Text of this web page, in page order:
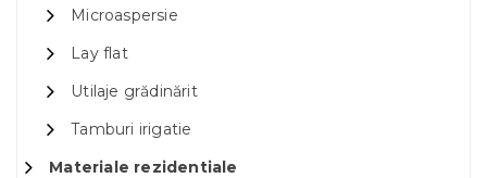
Microaspersie
Lay flat
Utilaje grădinărit
Tamburi irigatie
Materiale rezidentiale